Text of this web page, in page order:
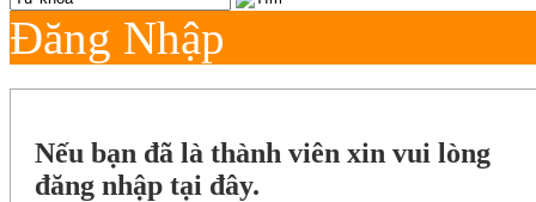
Đăng Nhập
Nếu bạn đã là thành viên xin vui lòng
đăng nhập tại đây.